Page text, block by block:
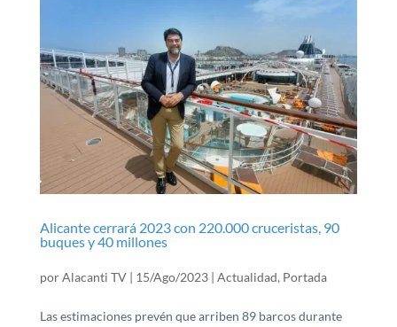
Alicante cerrará 2023 con 220.000 cruceristas, 90
buques y 40 millones
porAlacanti TV| 15/Ago/2023| Actualidad, Portada
Las estimaciones prevén que arriben 89 barcos durante